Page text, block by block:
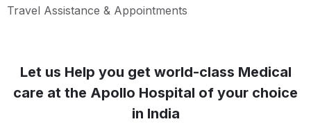
Travel Assistance & Appointments
Let us Help you get world-class Medical
care at the Apollo Hospital of your choice
in India